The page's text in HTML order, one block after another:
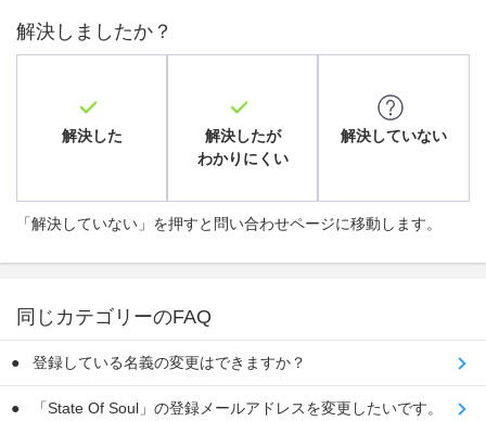
解決しましたか？
解決した
解決したが
わかりにくい
解決していない
「解決していない」を押すと問い合わせページに移動します。
同じカテゴリーのFAQ
登録している名義の変更はできますか？
「State Of Soul」の登録メールアドレスを変更したいです。